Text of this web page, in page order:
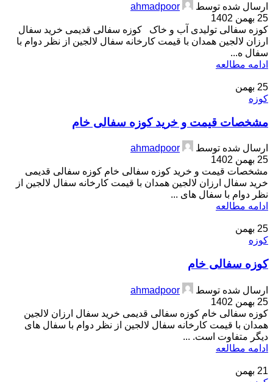
ارسال شده توسط
ahmadpoor
25 بهمن 1402
کوزه سفالی تولیدی آب و خاک کوزه سفالی قدیمی خرید سفال
ارزان لالجین همدان با قیمت کارخانه سفال لالجین از نظر دوام با
سفال ه...
ادامه مطالعه
25 بهمن
کوزه
مشخصات قیمت و خرید کوزه سفالی خام
ارسال شده توسط
ahmadpoor
25 بهمن 1402
مشخصات قیمت و خرید کوزه سفالی خام کوزه سفالی قدیمی
خرید سفال ارزان لالجین همدان با قیمت کارخانه سفال لالجین از
نظر دوام با سفال های ...
ادامه مطالعه
25 بهمن
کوزه
کوزه سفالی خام
ارسال شده توسط
ahmadpoor
25 بهمن 1402
کوزه سفالی خام کوزه سفالی قدیمی خرید سفال ارزان لالجین
همدان با قیمت کارخانه سفال لالجین از نظر دوام با سفال های
دیگر متفاوت است. ...
ادامه مطالعه
21 بهمن